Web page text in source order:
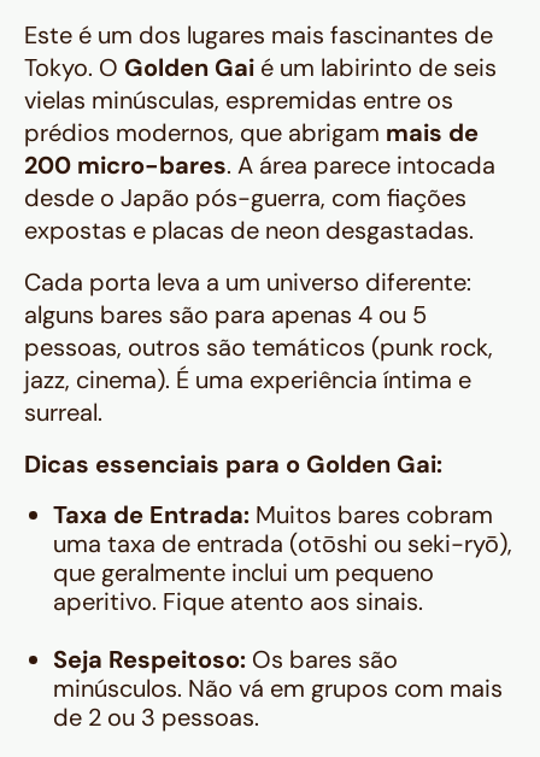
Este é um dos lugares mais fascinantes de
Tokyo. O Golden Gai é um labirinto de seis
vielas minúsculas, espremidas entre os
prédios modernos, que abrigam mais de
200 micro-bares. A área parece intocada
desde o Japão pós-guerra, com fiações
expostas e placas de neon desgastadas.
Cada porta leva a um universo diferente:
alguns bares são para apenas 4 ou 5
pessoas, outros são temáticos (punk rock,
jazz, cinema). É uma experiência íntima e
surreal.
Dicas essenciais para o Golden Gai:
Taxa de Entrada: Muitos bares cobram
uma taxa de entrada (otōshi ou seki-ryō),
que geralmente inclui um pequeno
aperitivo. Fique atento aos sinais.
Seja Respeitoso: Os bares são
minúsculos. Não vá em grupos com mais
de 2 ou 3 pessoas.